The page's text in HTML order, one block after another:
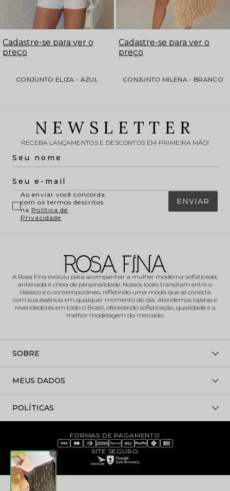
CONJUNTO ELIZA - AZUL
Cadastre-se para ver o
preço
CONJUNTO MILENA - BRANCO
Cadastre-se para ver o
preço
NEWSLETTER
RECEBA LANÇAMENTOS E DESCONTOS EM PRIMEIRA MÃO!
ENVIAR
Ao enviar você concorda
com os termos descritos
na Política de
Privacidade
A Rosa Fina evoluiu para acompanhar a mulher moderna: sofisticada,
antenada e cheia de personalidade. Nossos looks transitam entre o
clássico e o contemporâneo, refletindo uma moda que se conecta
com sua essência em qualquer momento do dia. Atendemos lojistas e
revendedores em todo o Brasil, oferecendo sofisticação, qualidade e a
melhor modelagem do mercado.
SOBRE
MEUS DADOS
POLÍTICAS
FORMAS DE PAGAMENTO
SITE SEGURO